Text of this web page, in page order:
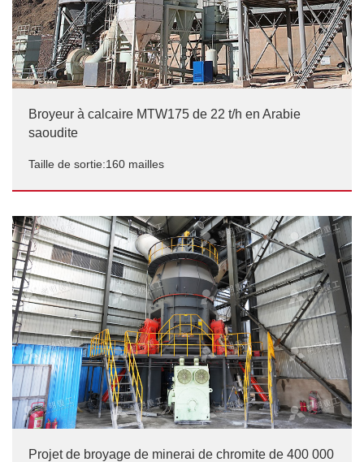
Broyeur à calcaire MTW175 de 22 t/h en Arabie
saoudite
Taille de sortie:160 mailles
Broyeur à calcaire MTW175 de 22 t/h en Arabie
saoudite
Taille de sortie:160 mailles
Projet de broyage de minerai de chromite de 400 000